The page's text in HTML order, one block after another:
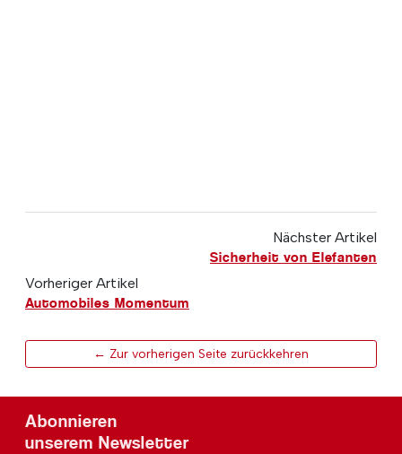
Nächster Artikel
Sicherheit von Elefanten
Vorheriger Artikel
Automobiles Momentum
← Zur vorherigen Seite zurückkehren
Abonnieren
unserem Newsletter